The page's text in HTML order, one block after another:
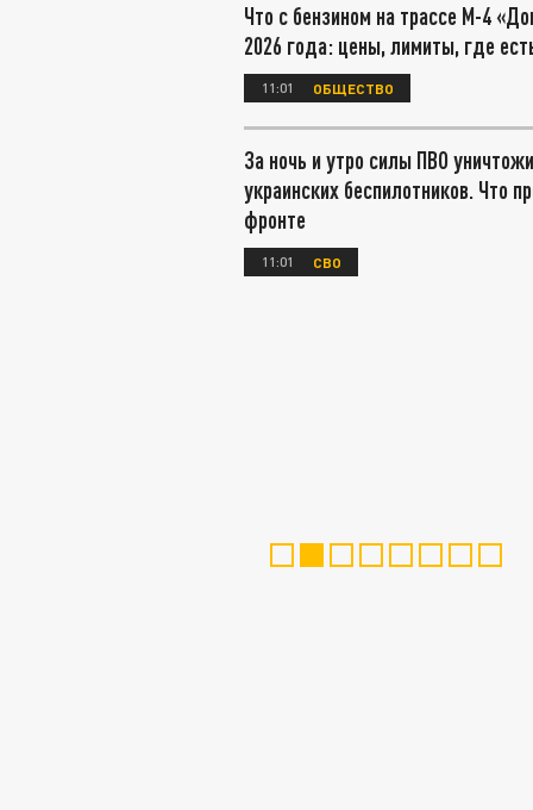
Что с бензином на трассе М-4
2026 года: цены, лимиты, где
11:01 ОБЩЕСТВО
За ночь и утро силы ПВО
украинских беспилотников. Что
фронте
11:01 СВО